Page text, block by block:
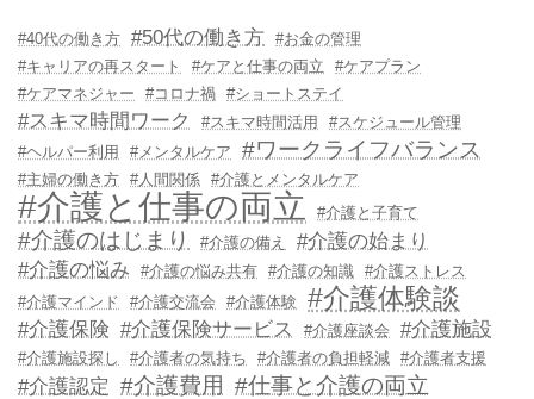
#40代の働き方 #50代の働き方 #お金の管理
#キャリアの再スタート
#ケアと仕事の両立
#ケアプラン
#ケアマネジャー
#コロナ禍 #ショートステイ
#スキマ時間ワーク #スキマ時間活用
#スケジュール管理
#ヘルパー利用
#メンタルケア #ワークライフバランス
#主婦の働き方 #人間関係 #介護とメンタルケア
#介護と仕事の両立 #介護と子育て
#介護のはじまり #介護の備え
#介護の始まり
#介護の悩み
#介護の悩み共有 #介護の知識
#介護ストレス
#介護マインド
#介護交流会 #介護体験 #介護体験談
#介護保険 #介護保険サービス #介護座談会 #介護施設
#介護施設探し #介護者の気持ち #介護者の負担軽減 #介護者支援
#介護認定 #介護費用 #仕事と介護の両立